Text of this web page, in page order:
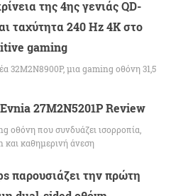
της 4ης γενιάς QD-
ταχύτητα 240 Hz 4K στο
gaming
32M2N8900P, μια gaming οθόνη 31,5
27M2N5201P Review
οθόνη που συνδυάζει ισορροπία,
καθημερινή άνεση
παρουσιάζει την πρώτη